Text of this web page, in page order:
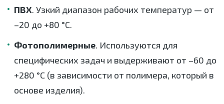
ПВХ. Узкий диапазон рабочих температур — от
–20 до +80 °С.
Фотополимерные. Используются для
специфических задач и выдерживают от –60 до
+280 °С (в зависимости от полимера, который в
основе изделия).